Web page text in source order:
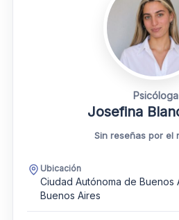
Psicóloga
Josefina
Sin reseñas por el
Ubicación
Ciudad Autónoma de Buenos
Buenos Aires